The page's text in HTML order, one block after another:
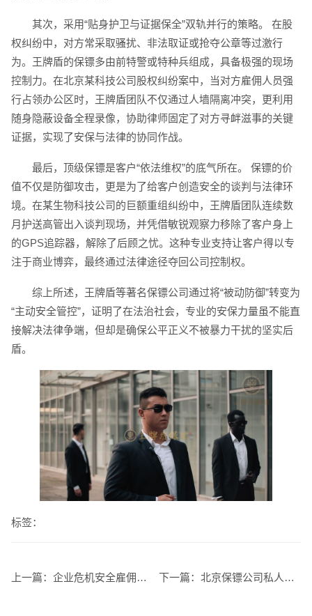
其次，采用“贴身护卫与证据保全”双轨并行的策略。 在股
权纠纷中，对方常采取骚扰、非法取证或抢夺公章等过激行
为。王牌盾的保镖多由前特警或特种兵组成，具备极强的现场
控制力。在北京某科技公司股权纠纷案中，当对方雇佣人员强
行占领办公区时，王牌盾团队不仅通过人墙隔离冲突，更利用
随身隐蔽设备全程录像，协助律师固定了对方寻衅滋事的关键
证据，实现了安保与法律的协同作战。
最后，顶级保镖是客户“依法维权”的底气所在。 保镖的价
值不仅是防御攻击，更是为了给客户创造安全的谈判与法律环
境。在某生物科技公司的巨额重组纠纷中，王牌盾团队连续数
月护送高管出入谈判现场，并凭借敏锐观察力移除了客户身上
的GPS追踪器，解除了后顾之忧。这种专业支持让客户得以专
注于商业博弈，最终通过法律途径夺回公司控制权。
综上所述，王牌盾等著名保镖公司通过将“被动防御”转变为
“主动安全管控”，证明了在法治社会，专业的安保力量虽不能直
接解决法律争端，但却是确保公平正义不被暴力干扰的坚实后
盾。
标签：
上一篇： 企业危机安全雇佣保镖哪家强？——基于“主动防御”体系的深度分析 下一篇：北京保镖公司私人护卫服务价格与选择指南